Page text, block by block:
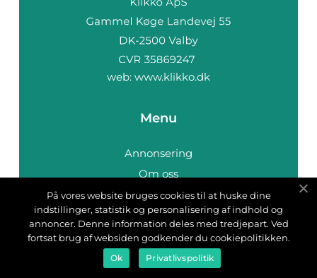
web: www.klikko.dk
Menu
Annonsering
Om oss
Cookies
Kontakta oss
Sitemap
På vores website bruges cookies til at huske dine
indstillinger, statistik og personalisering af indhold og
annoncer. Denne information deles med tredjepart. Ved
fortsat brug af websiden godkender du cookiepolitikken.
Ok Privatlivspolitik